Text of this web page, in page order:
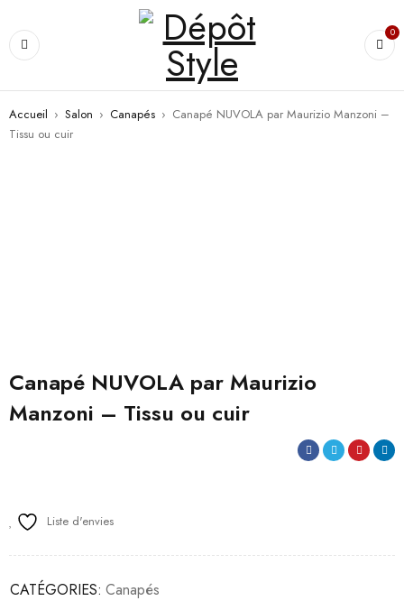
0
Accueil › Salon › Canapés › Canapé NUVOLA par Maurizio Manzoni –
Tissu ou cuir
Canapé NUVOLA par Maurizio
Manzoni – Tissu ou cuir
Liste d'envies
CATÉGORIES: Canapés